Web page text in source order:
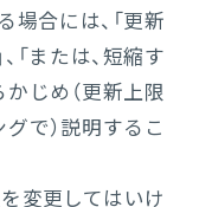
場合には、「更新
「または、短縮す
じめ（更新上限
で）説明するこ
変更してはいけ